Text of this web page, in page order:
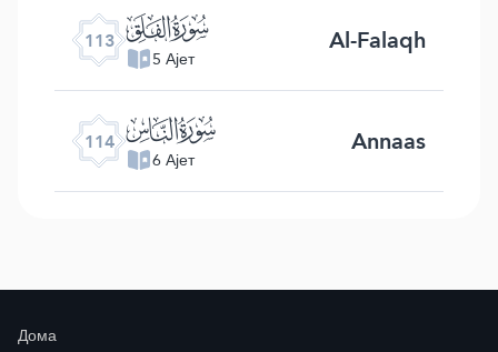
113 ﰞ
5 Ајет Al-Falaqh
114 ﰟ
6 Ајет Annaas
Дома